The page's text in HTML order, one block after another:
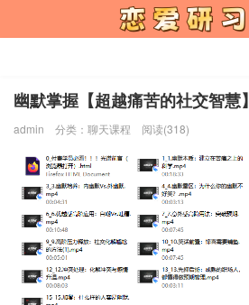
幽默掌握【超越痛苦的社交智慧】
admin 分类： 聊天课程 阅读(318)